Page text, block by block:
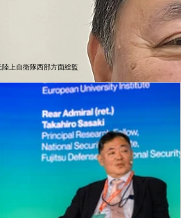
版社編集長
会理事、元防衛省防衛研究所主任研究官
陸上自衛隊西部方面総監